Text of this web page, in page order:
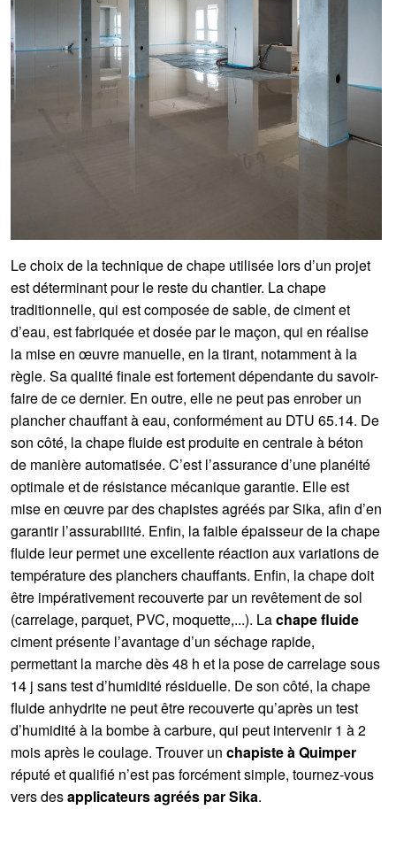
Le choix de la technique de chape utilisée lors d’un projet
est déterminant pour le reste du chantier. La chape
traditionnelle, qui est composée de sable, de ciment et
d’eau, est fabriquée et dosée par le maçon, qui en réalise
la mise en œuvre manuelle, en la tirant, notamment à la
règle. Sa qualité finale est fortement dépendante du savoir-
faire de ce dernier. En outre, elle ne peut pas enrober un
plancher chauffant à eau, conformément au DTU 65.14. De
son côté, la chape fluide est produite en centrale à béton
de manière automatisée. C’est l’assurance d’une planéité
optimale et de résistance mécanique garantie. Elle est
mise en œuvre par des chapistes agréés par Sika, afin d’en
garantir l’assurabilité. Enfin, la faible épaisseur de la chape
fluide leur permet une excellente réaction aux variations de
température des planchers chauffants. Enfin, la chape doit
être impérativement recouverte par un revêtement de sol
(carrelage, parquet, PVC, moquette,...). Lachape fluide
ciment présente l’avantage d’un séchage rapide,
permettant la marche dès 48 h et la pose de carrelage sous
14 j sans test d’humidité résiduelle. De son côté, la chape
fluide anhydrite ne peut être recouverte qu’après un test
d’humidité à la bombe à carbure, qui peut intervenir 1 à 2
mois après le coulage. Trouver un chapiste à Quimper
réputé et qualifié n’est pas forcément simple, tournez-vous
vers desapplicateurs agréés par Sika.